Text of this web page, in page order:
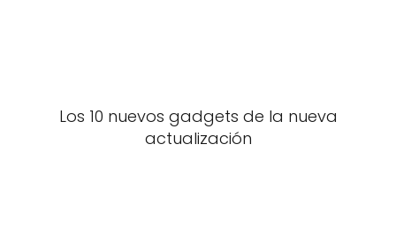
Los 10 nuevos gadgets de la nueva
actualización